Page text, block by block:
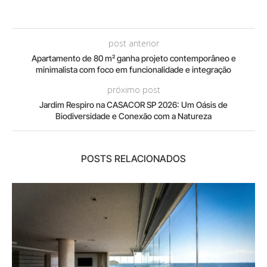
post anterior
Apartamento de 80 m² ganha projeto contemporâneo e
minimalista com foco em funcionalidade e integração
próximo post
Jardim Respiro na CASACOR SP 2026: Um Oásis de
Biodiversidade e Conexão com a Natureza
POSTS RELACIONADOS